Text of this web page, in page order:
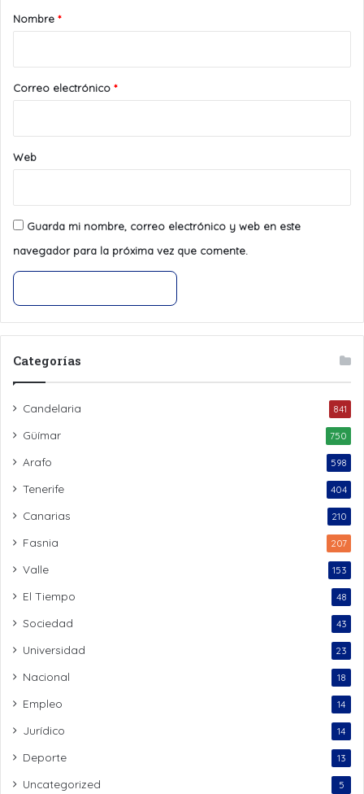
r
*
Nombre *
Correo electrónico *
Web
Guarda mi nombre, correo electrónico y web en este
navegador para la próxima vez que comente.
Categorías
Candelaria 841
Güímar 750
Arafo 598
Tenerife 404
Canarias 210
Fasnia 207
Valle 153
El Tiempo 48
Sociedad 43
Universidad 23
Nacional 18
Empleo 14
Jurídico 14
Deporte 13
Uncategorized 5